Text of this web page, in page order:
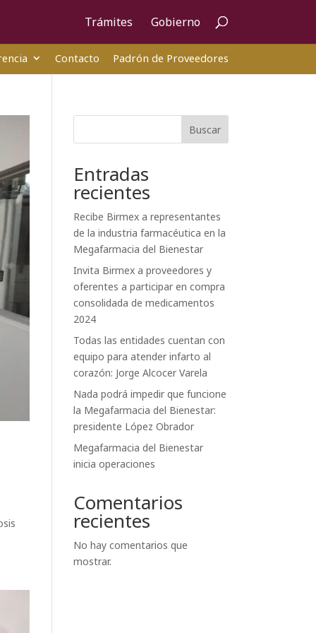
Trámites Gobierno
Contacto Padrón de Proveedores
Buscar
Entradas
recientes
Recibe Birmex a representantes
de la industria farmacéutica en la
Megafarmacia del Bienestar
Invita Birmex a proveedores y
oferentes a participar en compra
consolidada de medicamentos
2024
Todas las entidades cuentan con
equipo para atender infarto al
corazón: Jorge Alcocer Varela
Nada podrá impedir que funcione
la Megafarmacia del Bienestar:
presidente López Obrador
Megafarmacia del Bienestar
inicia operaciones
Comentarios
recientes
No hay comentarios que
mostrar.